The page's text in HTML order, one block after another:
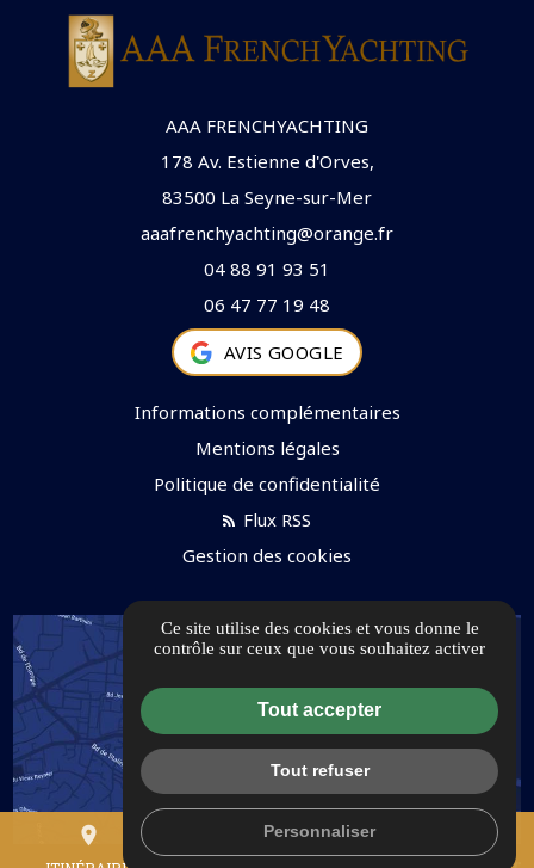
place mail
AAA FRENCHYACHTING
178 Av. Estienne d'Orves,
83500 La Seyne-sur-Mer
aaafrenchyachting@orange.fr
04 88 91 93 51
06 47 77 19 48
AVIS GOOGLE
Informations complémentaires
Mentions légales
Politique de confidentialité
Flux RSS
Gestion des cookies
Ce site utilise des cookies et vous donne le
contrôle sur ceux que vous souhaitez activer
Tout accepter
Tout refuser
Personnaliser